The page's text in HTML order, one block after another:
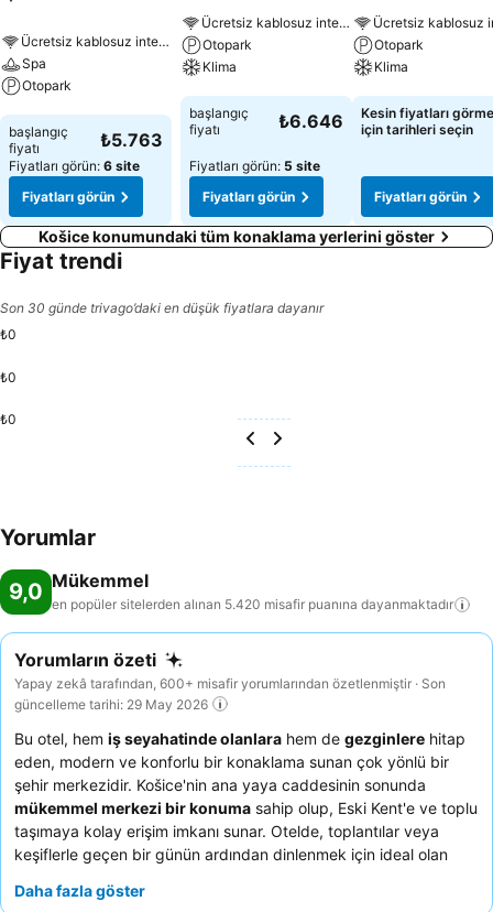
Ücretsiz kablosuz internet
Spa
Otopark
Fiyatları görün
başlangıç
fiyatı
₺5.763
Fiyatları görün: 6 site
Fiyatları görün
Ücretsiz kablosuz internet
Otopark
Klima
Fiyatları görün
başlangıç
fiyatı
₺6.646
Fiyatları görün: 5 site
Fiyatları görün
Otopark
Klima
Fiyatları görün
Kesin fiyatları
için tarihleri seçin
Fiyatları görün
Košice konumundaki tüm konaklama yerlerini göster
Fiyat trendi
Son 30 günde trivago’daki en düşük fiyatlara dayanır
₺0
₺0
₺0
Yorumlar
9,0 Mükemmel
en popüler sitelerden alınan 5.420 misafir puanına dayanmaktadır
Yorumların özeti
Yapay zekâ tarafından, 600+ misafir yorumlarından özetlenmiştir · Son
güncelleme tarihi: 29 May 2026
Bu otel, hem iş seyahatinde olanlara hem de gezginlere hitap
eden, modern ve konforlu bir konaklama sunan çok yönlü bir
şehir merkezidir. Košice'nin ana yaya caddesinin sonunda
mükemmel merkezi bir konuma sahip olup, Eski Kent'e ve toplu
taşımaya kolay erişim imkanı sunar. Otelde, toplantılar veya
keşiflerle geçen bir günün ardından dinlenmek için ideal olan
yaşam alanıbulunmaktadır. Konuklar,
Daha fazla göster